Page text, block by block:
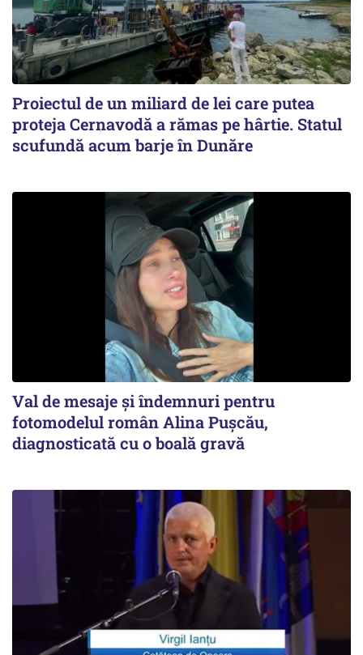
Proiectul de un miliard de lei care putea
proteja Cernavodă a rămas pe hârtie. Statul
scufundă acum barje în Dunăre
Val de mesaje și îndemnuri pentru
fotomodelul român Alina Pușcău,
diagnosticată cu o boală gravă